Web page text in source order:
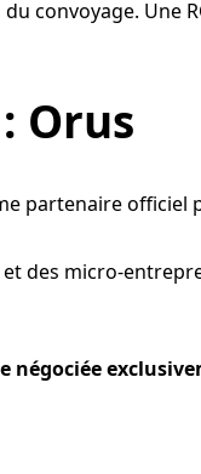
convoyage. Une
Orus
partenaire officiel
des micro-